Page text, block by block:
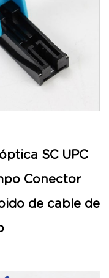
SC UPC
Conector
de cable de